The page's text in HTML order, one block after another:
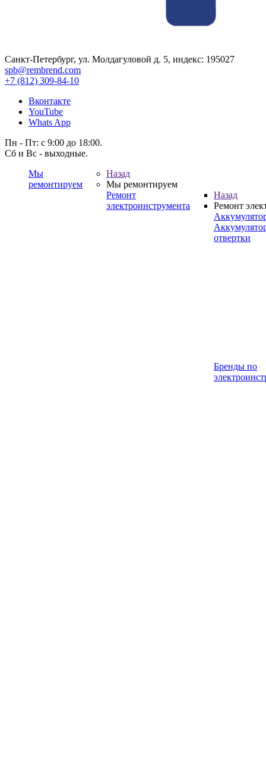
Санкт-Петербург, ул. Молдагуловой д. 5, индекс: 195027
spb@rembrend.com
+7 (812) 309-84-10
Вконтакте
YouTube
Whats App
Пн - Пт: с 9:00 до 18:00.
Сб и Вс - выходные.
Мы
ремонтируем
Назад
Мы ремонтируем
Ремонт
электроинструмента
Назад
Ремонт
отвертки
Бренды по